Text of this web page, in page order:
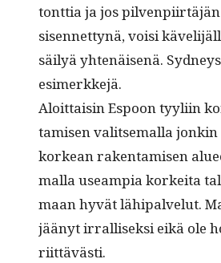
tont­tia ja jos
sisen­net­tynä, voisi
säi­lyä yht­enäisenä.
esimerkkejä.
Aloit­taisin Espoon tyyli­in
tamisen val­it­se­mal­la jonkin
korkean rak­en­tamisen
mal­la use­ampia korkei­ta
maan hyvät lähipalve­lut.
jäänyt irral­lisek­si eikä ole
riittävästi.